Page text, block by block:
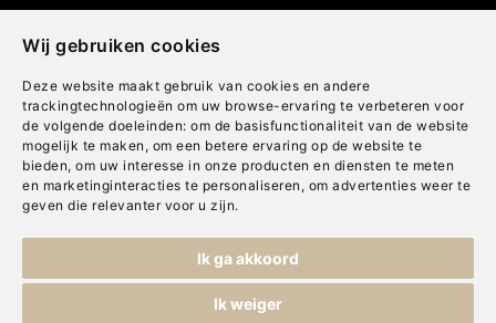
Wij gebruiken cookies
Deze website maakt gebruik van cookies en andere
trackingtechnologieën om uw browse-ervaring te verbeteren voor
de volgende doeleinden: om de basisfunctionaliteit van de website
mogelijk te maken , om een betere ervaring op de website te
bieden, om uw interesse in onze producten en diensten te meten
en marketinginteracties te personaliseren , om advertenties weer te
geven die relevanter voor u zijn.
Ik ga akkoord
Ik weiger
Cookies